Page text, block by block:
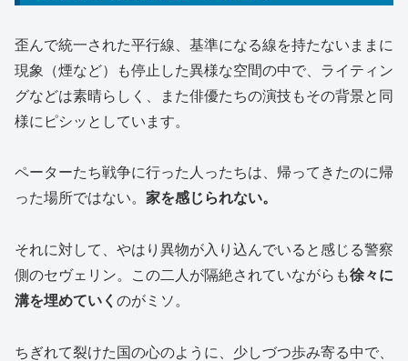
歪んで統一された平行線、基準になる線を持たないままに
現象（煙など）も停止した異様な空間の中で、ライティン
グなどは素晴らしく、また俳優たちの演技もその背景と同
様にピシッとしています。
ペーターたち戦争に行った人ったちは、帰ってきたのに帰
った場所ではない。 家を感じられない。
それに対して、やはり異物が入り込んでいると感じる警察
側のセヴェリン。この二人が隔絶されていながらも徐々に
溝を埋めていく のがミソ。
ちぎれて裂けた国の心のように、少しづつ歩み寄る中で、